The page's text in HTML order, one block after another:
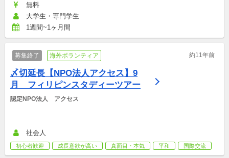
無料
大学生・専門学生
1週間~1ヶ月間
募集終了 海外ボランティア 約11年前
〆切延長【NPO法人アクセス】9
月　フィリピンスタディーツアー
認定NPO法人　アクセス
社会人
初心者歓迎 成長意欲が高い 真面目・本気 平和 国際交流